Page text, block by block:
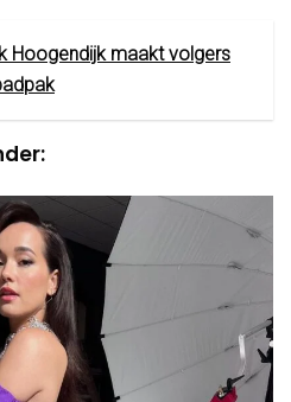
Hoogendijk maakt volgers